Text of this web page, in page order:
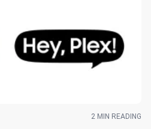
2 MIN READING